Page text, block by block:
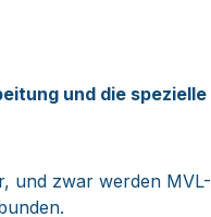
und die
und zwar werden